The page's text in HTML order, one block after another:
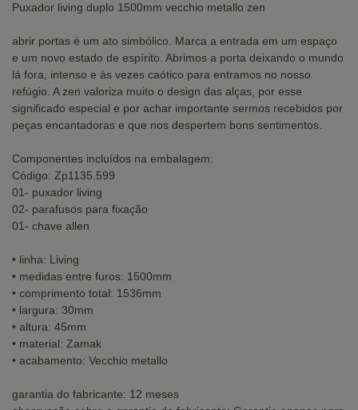
Puxador living duplo 1500mm vecchio metallo zen
abrir portas é um ato simbólico. Marca a entrada em um espaço
e um novo estado de espírito. Abrimos a porta deixando o mundo
lá fora, intenso e às vezes caótico para entramos no nosso
refúgio. A zen valoriza muito o design das alças, por esse
significado especial e por achar importante sermos recebidos por
peças encantadoras e que nos despertem bons sentimentos.
Componentes incluídos na embalagem:
Código: Zp1135.599
01- puxador living
02- parafusos para fixação
01- chave allen
• linha: Living
• medidas entre furos: 1500mm
• comprimento total: 1536mm
• largura: 30mm
• altura: 45mm
• material: Zamak
• acabamento: Vecchio metallo
garantia do fabricante: 12 meses